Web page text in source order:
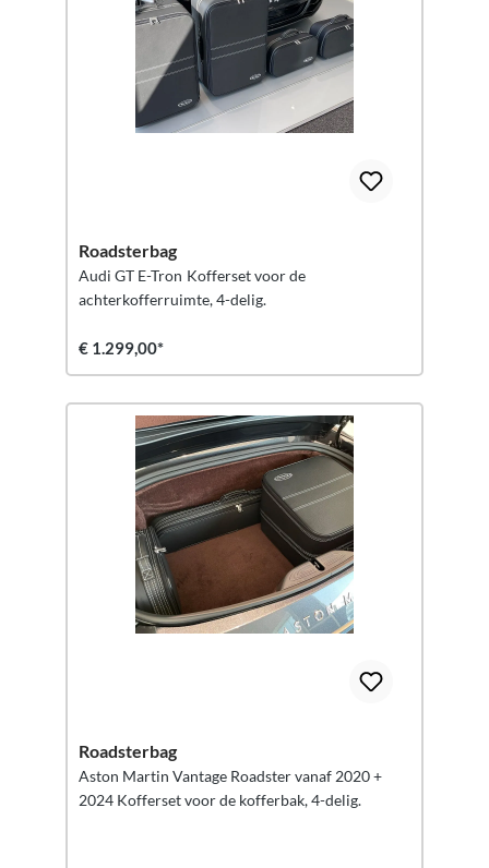
Roadsterbag
Audi GT E-Tron Kofferset voor de
achterkofferruimte, 4-delig.
€ 1.299,00*
Roadsterbag
Aston Martin Vantage Roadster vanaf 2020 +
2024 Kofferset voor de kofferbak, 4-delig.